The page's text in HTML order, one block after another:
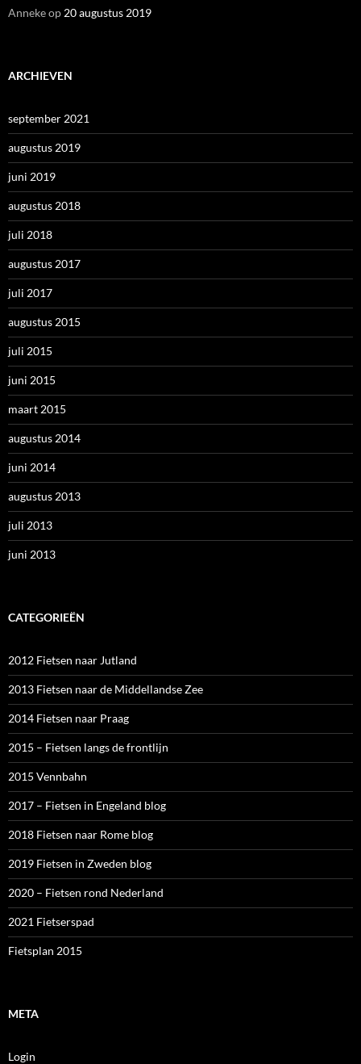
Annekeop 20 augustus 2019
ARCHIEVEN
september 2021
augustus 2019
juni 2019
augustus 2018
juli 2018
augustus 2017
juli 2017
augustus 2015
juli 2015
juni 2015
maart 2015
augustus 2014
juni 2014
augustus 2013
juli 2013
juni 2013
CATEGORIEËN
2012 Fietsen naar Jutland
2013 Fietsen naar de Middellandse Zee
2014 Fietsen naar Praag
2015 – Fietsen langs de frontlijn
2015 Vennbahn
2017 – Fietsen in Engeland blog
2018 Fietsen naar Rome blog
2019 Fietsen in Zweden blog
2020 – Fietsen rond Nederland
2021 Fietserspad
Fietsplan 2015
META
Login